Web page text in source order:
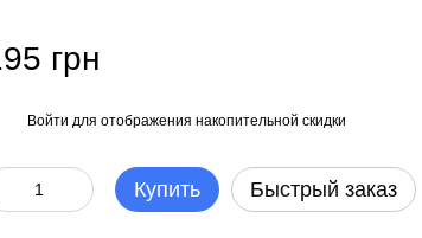
грн
Войти для отображения накопительной скидки
Купить Быстрый заказ